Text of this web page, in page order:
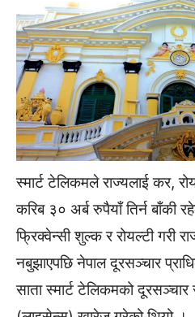
स्मार्ट टेलिकमले राज्यलाई कर,
करिब ३० अर्ब रुपैयाँ तिर्न बाँकी
फ्रिक्वेन्सी शुल्क र रोयल्टी गरी
नबुझाएपछि नेपाल दूरसञ्चार
साता स्मार्ट टेलिकमको